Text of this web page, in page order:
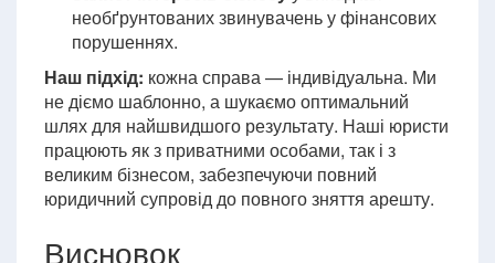
необґрунтованих звинувачень у фінансових
порушеннях.
Наш підхід: кожна справа — індивідуальна. Ми
не діємо шаблонно, а шукаємо оптимальний
шлях для найшвидшого результату. Наші юристи
працюють як з приватними особами, так і з
великим бізнесом, забезпечуючи повний
юридичний супровід до повного зняття арешту.
Висновок